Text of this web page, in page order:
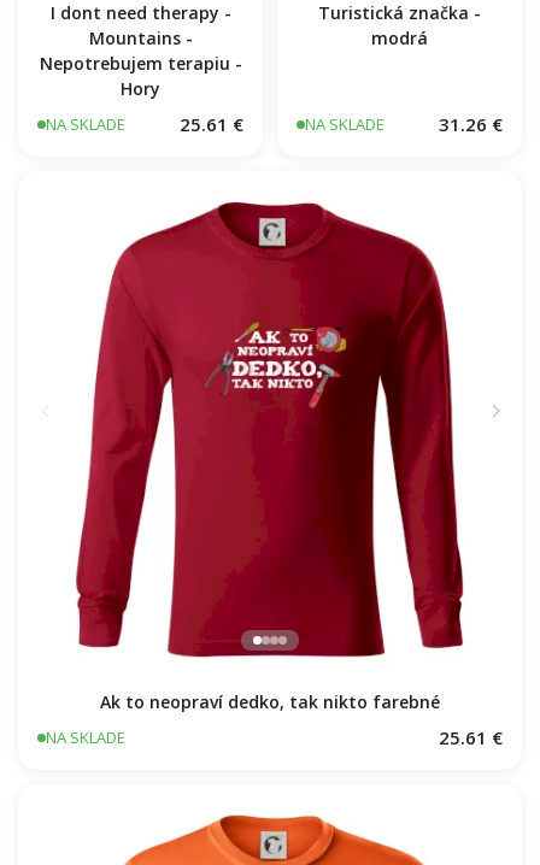
I dont need therapy -
Mountains -
Nepotrebujem terapiu -
Hory
NA SKLADE 25.61 €
Turistická značka -
modrá
NA SKLADE 31.26 €
Ak to neopraví dedko, tak nikto farebné
NA SKLADE 25.61 €